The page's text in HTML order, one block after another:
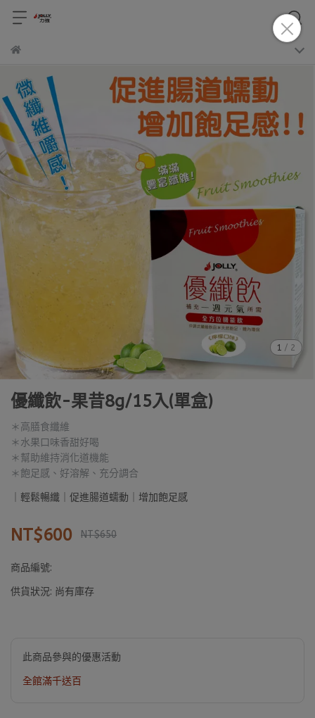
1 / 2
優纖飲-果昔8g/15入(單盒)
＊高膳食纖維
＊水果口味香甜好喝
＊幫助維持消化道機能
＊飽足感、好溶解、充分調合
｜輕鬆暢纖｜促進腸道蠕動｜增加飽足感
NT$600 NT$650
商品編號:
供貨狀況: 尚有庫存
此商品參與的優惠活動
全館滿千送百